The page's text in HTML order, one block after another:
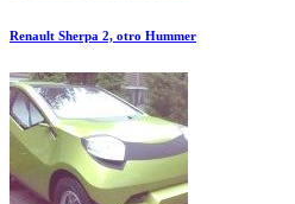
Renault Sherpa 2, otro Hummer